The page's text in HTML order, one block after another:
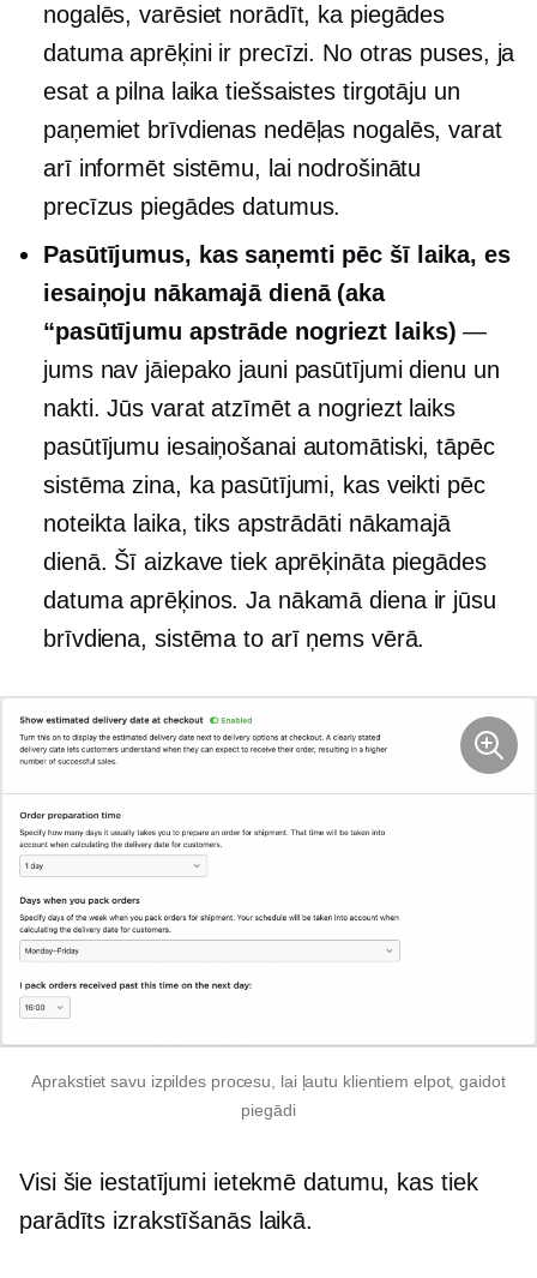
nogalēs, varēsiet norādīt, ka piegādes
datuma aprēķini ir precīzi. No otras puses, ja
esat a pilna laika tiešsaistes tirgotāju un
paņemiet brīvdienas nedēļas nogalēs, varat
arī informēt sistēmu, lai nodrošinātu
precīzus piegādes datumus.
Pasūtījumus, kas saņemti pēc šī laika, es
iesaiņoju nākamajā dienā (aka
“pasūtījumu apstrāde nogriezt laiks) —
jums nav jāiepako jauni pasūtījumi dienu un
nakti. Jūs varat atzīmēt a nogrieztlaiks
pasūtījumu iesaiņošanai automātiski, tāpēc
sistēma zina, ka pasūtījumi, kas veikti pēc
noteikta laika, tiks apstrādāti nākamajā
dienā. Šī aizkave tiek aprēķināta piegādes
datuma aprēķinos. Ja nākamā diena ir jūsu
brīvdiena, sistēma to arī ņems vērā.
Aprakstiet savu izpildes procesu, lai ļautu klientiem elpot, gaidot
piegādi
Visi šie iestatījumi ietekmē datumu, kas tiek
parādīts izrakstīšanās laikā.